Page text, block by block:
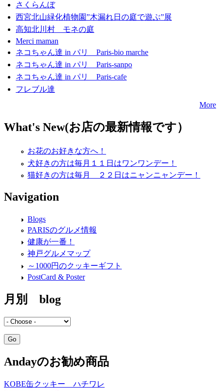
さくらんぼ
西宮北山緑化植物園”木漏れ日の庭で遊ぶ”展
高知北川村 モネの庭
Merci maman
ネコちゃん達 in パリ Paris-bio marche
ネコちゃん達 in パリ Paris-sanpo
ネコちゃん達 in パリ Paris-cafe
フレブル達
More
What's New(お店の最新情報です）
お花のお好きな方へ！
犬好きの方は毎月１１日はワンワンデー！
猫好きの方は毎月 ２２日はニャンニャンデー！
Navigation
Blogs
PARISのグルメ情報
健康が一番！
神戸グルメマップ
～1000円のクッキーギフト
PostCard & Poster
月別 blog
Andayのお勧め商品
KOBE缶クッキー ハチワレ